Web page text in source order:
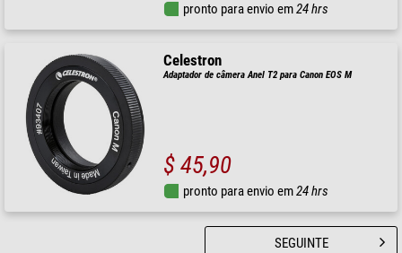
pronto para envio em24 hrs
Celestron
Adaptador de câmera Anel T2 para Canon EOS M
$ 45,90
pronto para envio em24 hrs
SEGUINTE